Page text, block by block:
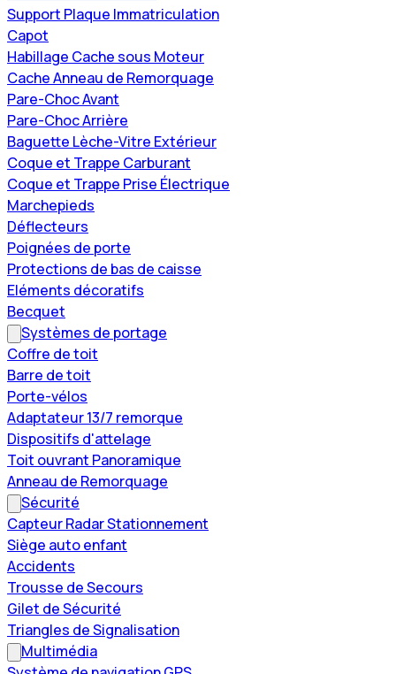
Support Plaque Immatriculation
Capot
Habillage Cache sous Moteur
Cache Anneau de Remorquage
Pare-Choc Avant
Pare-Choc Arrière
Baguette Lèche-Vitre Extérieur
Coque et Trappe Carburant
Coque et Trappe Prise Électrique
Marchepieds
Déflecteurs
Poignées de porte
Protections de bas de caisse
Eléments décoratifs
Becquet
Systèmes de portage
Coffre de toit
Barre de toit
Porte-vélos
Adaptateur 13/7 remorque
Dispositifs d'attelage
Toit ouvrant Panoramique
Anneau de Remorquage
Sécurité
Capteur Radar Stationnement
Siège auto enfant
Accidents
Trousse de Secours
Gilet de Sécurité
Triangles de Signalisation
Multimédia